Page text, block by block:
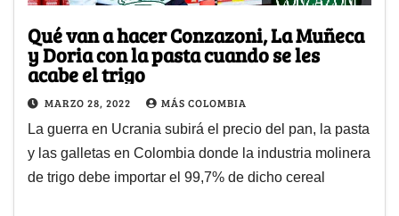
Qué van a hacer Conzazoni, La Muñeca
y Doria con la pasta cuando se les
acabe el trigo
MARZO 28, 2022 MÁS COLOMBIA
La guerra en Ucrania subirá el precio del pan, la pasta
y las galletas en Colombia donde la industria molinera
de trigo debe importar el 99,7% de dicho cereal